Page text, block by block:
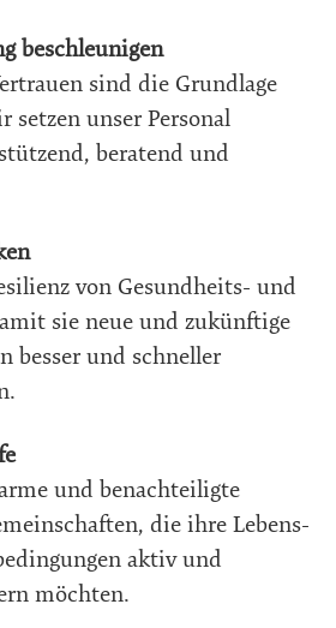
beschleunigen
sind die Grundlage
setzen unser Personal
beratend und
von Gesundheits- und
sie neue und zukünftige
besser und schneller
und benachteiligte
die ihre Lebens-
aktiv und
möchten.